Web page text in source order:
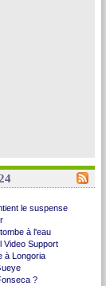
le suspense
à l'eau
Video Support
à Longoria
?